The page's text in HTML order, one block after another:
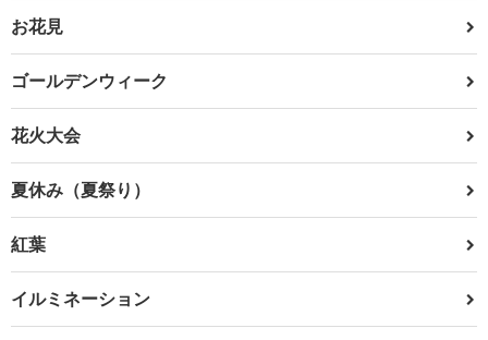
お花見
ゴールデンウィーク
花火大会
夏休み（夏祭り）
紅葉
イルミネーション